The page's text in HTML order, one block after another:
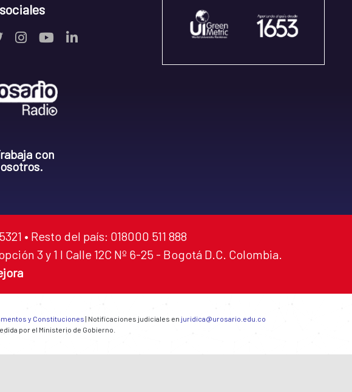
con
• Resto del país: 018000 511 888
3 y 1 I Calle 12C Nº 6-25 - Bogotá D.C. Colombia.
y Constituciones | Notificaciones judiciales en juridica@urosario.edu.co
por el Ministerio de Gobierno.